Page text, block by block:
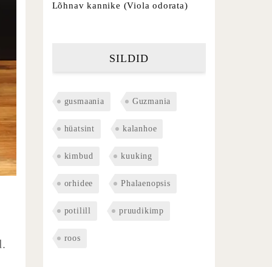
Lõhnav kannike (Viola odorata)
SILDID
gusmaania Guzmania
hüatsint kalanhoe
kimbud kuuking
orhidee Phalaenopsis
potilill pruudikimp
roos